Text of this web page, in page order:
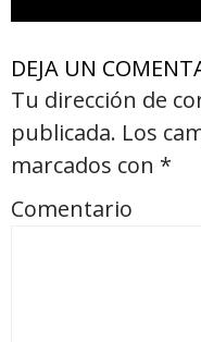
DEJA UN
Tu dirección de
publicada. Los
marcados con *
Comentario